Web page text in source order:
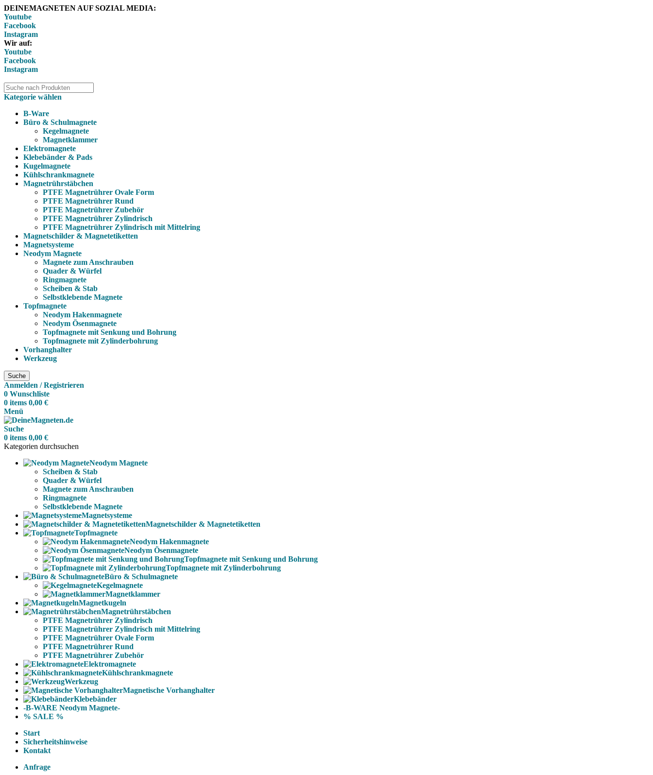
DEINEMAGNETEN AUF SOZIAL MEDIA:
Youtube
Facebook
Instagram
Wir auf:
Youtube
Facebook
Instagram
Kategorie wählen
B-Ware
Büro & Schulmagnete
Kegelmagnete
Magnetklammer
Elektromagnete
Klebebänder & Pads
Kugelmagnete
Kühlschrankmagnete
Magnetrührstäbchen
PTFE Magnetrührer Ovale Form
PTFE Magnetrührer Rund
PTFE Magnetrührer Zubehör
PTFE Magnetrührer Zylindrisch
PTFE Magnetrührer Zylindrisch mit Mittelring
Magnetschilder & Magnetetiketten
Magnetsysteme
Neodym Magnete
Magnete zum Anschrauben
Quader & Würfel
Ringmagnete
Scheiben & Stab
Selbstklebende Magnete
Topfmagnete
Neodym Hakenmagnete
Neodym Ösenmagnete
Topfmagnete mit Senkung und Bohrung
Topfmagnete mit Zylinderbohrung
Vorhanghalter
Werkzeug
Suche
Anmelden / Registrieren
0 Wunschliste
0 items 0,00 €
Menü
Suche
0 items 0,00 €
Kategorien durchsuchen
Neodym Magnete
Scheiben & Stab
Quader & Würfel
Magnete zum Anschrauben
Ringmagnete
Selbstklebende Magnete
Magnetsysteme
Magnetschilder & Magnetetiketten
Topfmagnete
Neodym Hakenmagnete
Neodym Ösenmagnete
Topfmagnete mit Senkung und Bohrung
Topfmagnete mit Zylinderbohrung
Büro & Schulmagnete
Kegelmagnete
Magnetklammer
Magnetkugeln
Magnetrührstäbchen
PTFE Magnetrührer Zylindrisch
PTFE Magnetrührer Zylindrisch mit Mittelring
PTFE Magnetrührer Ovale Form
PTFE Magnetrührer Rund
PTFE Magnetrührer Zubehör
Elektromagnete
Kühlschrankmagnete
Werkzeug
Magnetische Vorhanghalter
Klebebänder
-B-WARE Neodym Magnete-
% SALE %
Start
Sicherheitshinweise
Kontakt
Anfrage